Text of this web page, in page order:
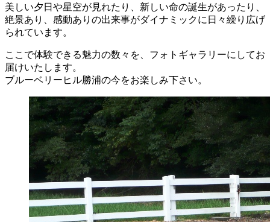
美しい夕日や星空が見れたり、新しい命の誕生があったり、
絶景あり、感動ありの出来事がダイナミックに日々繰り広げ
られています。
ここで体験できる魅力の数々を、フォトギャラリーにしてお
届けいたします。
ブルーベリーヒル勝浦の今をお楽しみ下さい。